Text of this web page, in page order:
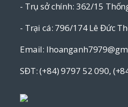
- Trụ sở chính: 362/15
- Trại cá: 796/174 Lê Đức
Email:
SĐT: (+84) 9797 52 090,